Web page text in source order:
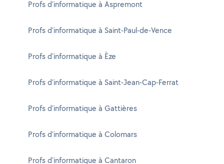
Profs d'informatique à Aspremont
Profs d'informatique à Saint-Paul-de-Vence
Profs d'informatique à Èze
Profs d'informatique à Saint-Jean-Cap-Ferrat
Profs d'informatique à Gattières
Profs d'informatique à Colomars
Profs d'informatique à Cantaron